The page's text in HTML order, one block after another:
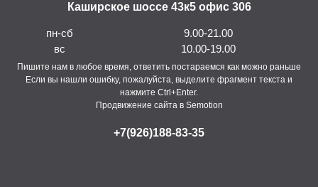
Каширское шоссе 43к5 офис 306
пн-сб
9.00-21.00
вс
10.00-19.00
Пишите нам в любое время, ответить постараемся как можно раньше
Если вы нашли ошибку, пожалуйста, выделите фрагмент текста и
нажмите Ctrl+Enter.
Продвижение сайта в Semotion
+7(926)188-83-35